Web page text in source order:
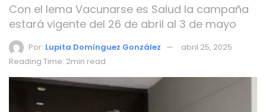
Con el lema Vacunarse es Salud la campaña
estará vigente del 26 de abril al 3 de mayo
Por: Lupita Domínguez González
abril 25, 2025
Reading Time: 2min read